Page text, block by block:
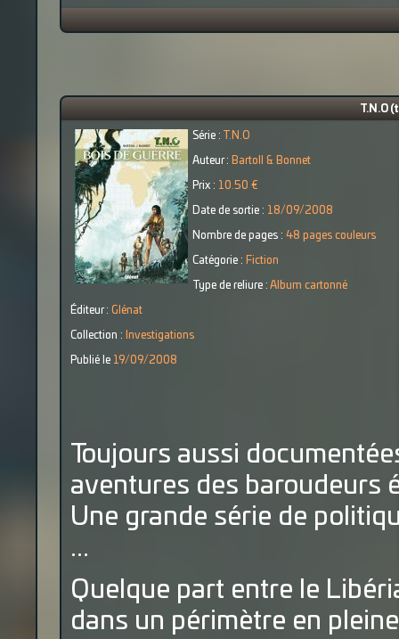
T.N.O
Série : T.N.O
Auteur : Bartoll & Bonnet
Prix : 10.50 €
Date de sortie : 18/09/2008
Nombre de pages : 48 pages couleurs
Catégorie : Fiction
Type de reliure : Album cartonné
Éditeur : Glénat
Collection : Investigations
Publié le 19/09/2008
Toujours aussi
aventures des baroudeurs
Une grande série de
...
Quelque part entre le
dans un périmètre en